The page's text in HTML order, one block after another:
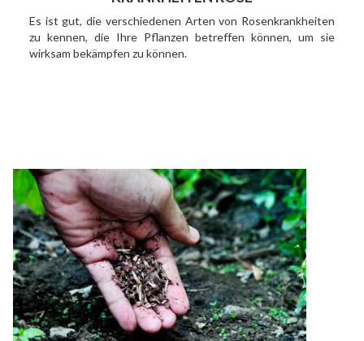
Es ist gut, die verschiedenen Arten von Rosenkrankheiten
zu kennen, die Ihre Pflanzen betreffen können, um sie
wirksam bekämpfen zu können.